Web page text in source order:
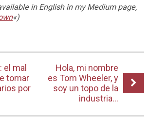
in English in my Medium page,
«)
el mal
tomar
por
Hola, mi nombre
es Tom Wheeler, y
soy un topo de la
industria…